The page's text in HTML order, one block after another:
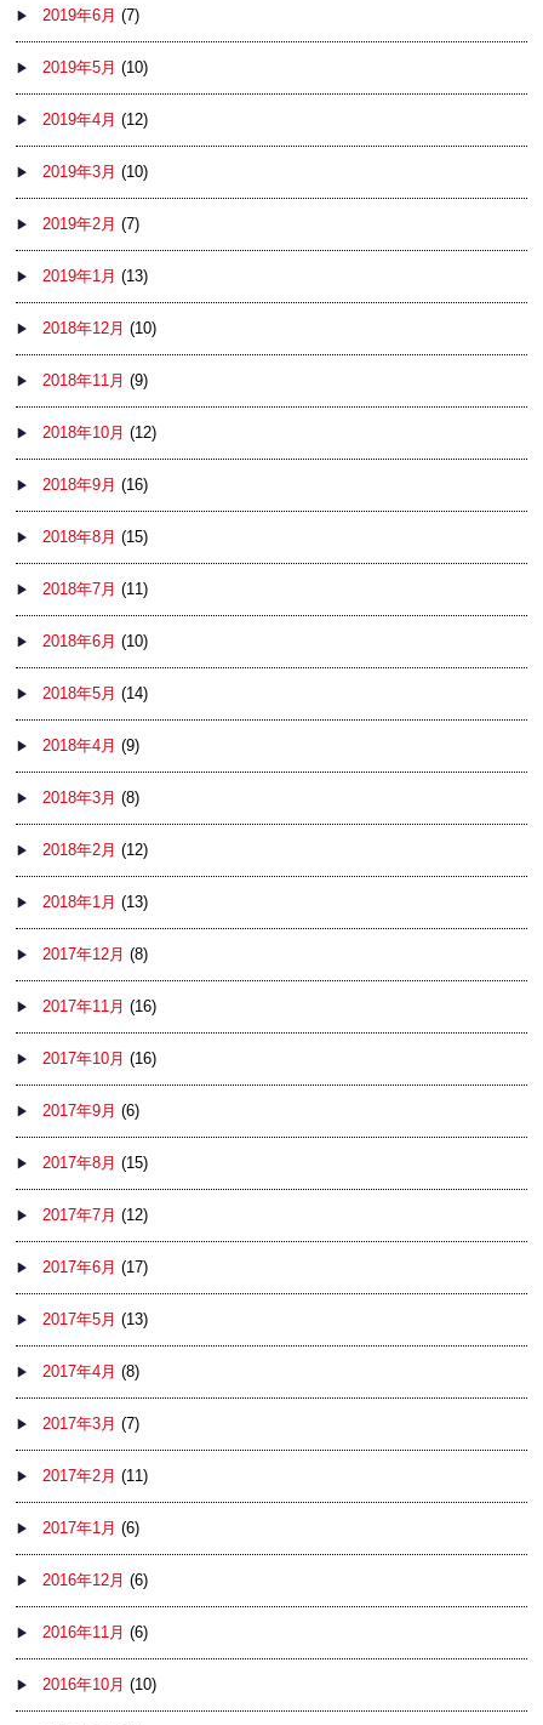
2019年6月 (7)
2019年5月 (10)
2019年4月 (12)
2019年3月 (10)
2019年2月 (7)
2019年1月 (13)
2018年12月 (10)
2018年11月 (9)
2018年10月 (12)
2018年9月 (16)
2018年8月 (15)
2018年7月 (11)
2018年6月 (10)
2018年5月 (14)
2018年4月 (9)
2018年3月 (8)
2018年2月 (12)
2018年1月 (13)
2017年12月 (8)
2017年11月 (16)
2017年10月 (16)
2017年9月 (6)
2017年8月 (15)
2017年7月 (12)
2017年6月 (17)
2017年5月 (13)
2017年4月 (8)
2017年3月 (7)
2017年2月 (11)
2017年1月 (6)
2016年12月 (6)
2016年11月 (6)
2016年10月 (10)